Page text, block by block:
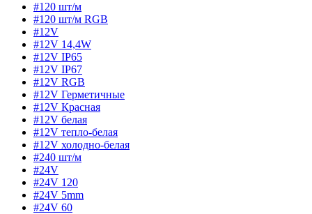
#120 шт/м
#120 шт/м RGB
#12V
#12V 14,4W
#12V IP65
#12V IP67
#12V RGB
#12V Герметичные
#12V Красная
#12V белая
#12V тепло-белая
#12V холодно-белая
#240 шт/м
#24V
#24V 120
#24V 5mm
#24V 60